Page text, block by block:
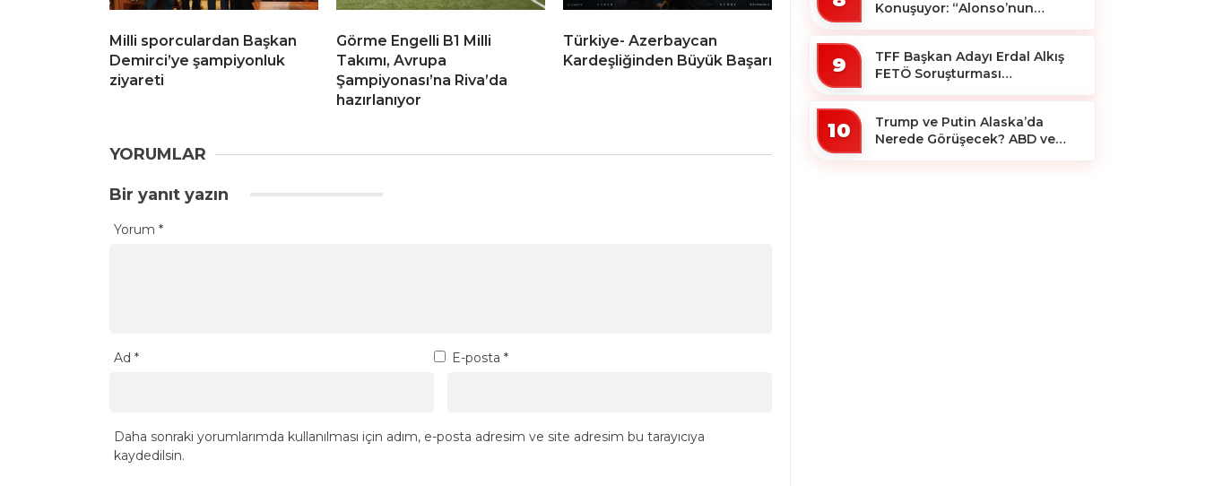
Milli sporculardan Başkan
Demirci’ye şampiyonluk
ziyareti
Görme Engelli B1 Milli
Takımı, Avrupa
Şampiyonası’na Riva’da
hazırlanıyor
Türkiye- Azerbaycan
Kardeşliğinden Büyük Başarı
YORUMLAR
Bir yanıt yazın
Yorum *
Ad * E-posta *
Daha sonraki yorumlarımda kullanılması için adım, e-posta adresim ve site adresim bu tarayıcıya
kaydedilsin.
Konuşuyor: “Alonso’nun
9
TFF Başkan Adayı Erdal Alkış
FETÖ Soruşturması
10
Trump ve Putin Alaska’da
Nerede Görüşecek? ABD ve